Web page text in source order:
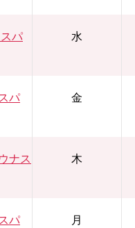
パ
水
パ
金
ナス
木
パ
月